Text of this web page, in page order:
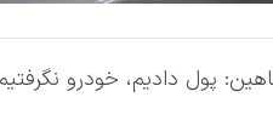
پول دادیم، خودرو